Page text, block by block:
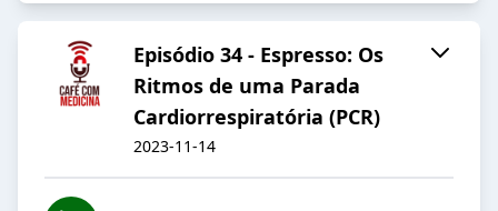
Episódio 34 - Espresso: Os
Ritmos de uma Parada
Cardiorrespiratória (PCR)
2023-11-14